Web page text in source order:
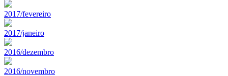
2017/fevereiro
2017/janeiro
2016/dezembro
2016/novembro